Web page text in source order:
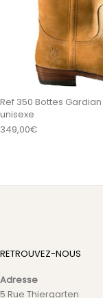
Ref 350 Bottes
unisexe
349,00€
RETROUVEZ-NOUS
Adresse
5 Rue Thiergarten